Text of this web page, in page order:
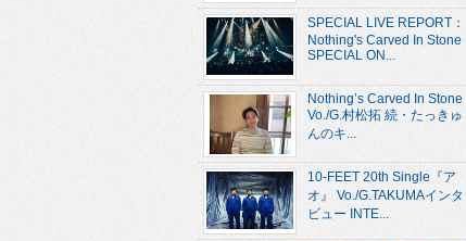
SPECIAL LIVE REPORT：
Nothing's Carved In Stone
SPECIAL ON...
Nothing’s Carved In Stone
Vo./G.村松拓 続・たっきゅ
んのキ...
10-FEET 20th Single『ア
オ』 Vo./G.TAKUMAインタ
ビュー INTE...